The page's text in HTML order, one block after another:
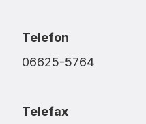
Telefon
06625-5764
Telefax